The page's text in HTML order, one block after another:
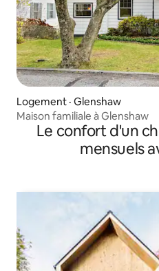
Logement · Glenshaw
Maison familiale à Glenshaw
Le confort d'un
mensuels